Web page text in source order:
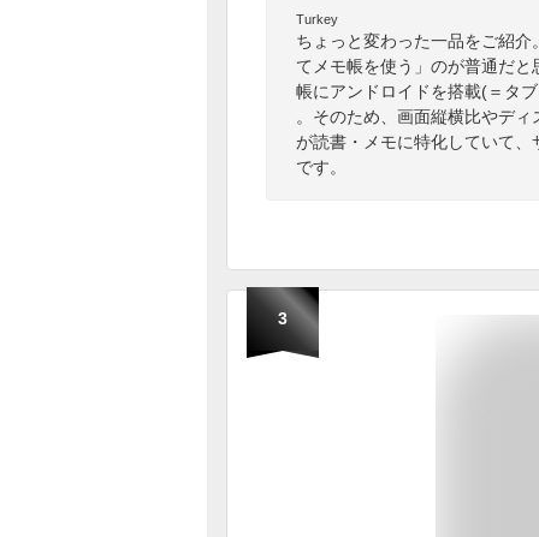
Turkey
ちょっと変わった一品をご紹
てメモ帳を使う」のが普通だ
帳にアンドロイドを搭載(＝タ
。そのため、画面縦横比やデ
が読書・メモに特化していて
です。
3